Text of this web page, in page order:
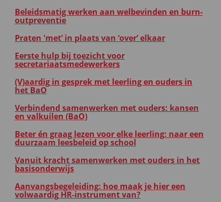
Beleidsmatig werken aan welbevinden en burn-
outpreventie
Praten 'met’ in plaats van ‘over’ elkaar
Eerste hulp bij toezicht voor
secretariaatsmedewerkers
(V)aardig in gesprek met leerling en ouders in
het BaO
Verbindend samenwerken met ouders: kansen
en valkuilen (BaO)
Beter én graag lezen voor elke leerling: naar een
duurzaam leesbeleid op school
Vanuit kracht samenwerken met ouders in het
basisonderwijs
Aanvangsbegeleiding: hoe maak je hier een
volwaardig HR-instrument van?